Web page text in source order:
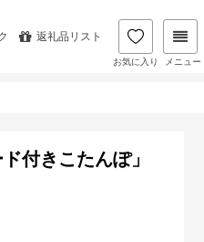
返礼品リスト
お気に入り メニュー
付きこたんぽ」